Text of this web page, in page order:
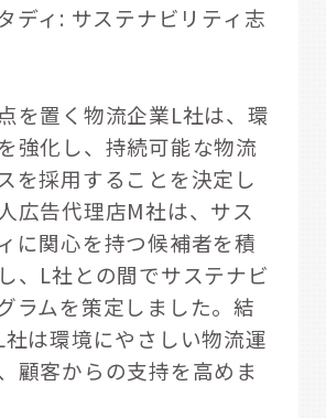
ディ: サステナビリティ志
を置く物流企業L社は、環
強化し、持続可能な物流
を採用することを決定し
広告代理店M社は、サス
に関心を持つ候補者を積
、L社との間でサステナビ
ラムを策定しました。結
社は環境にやさしい物流運
顧客からの支持を高めま